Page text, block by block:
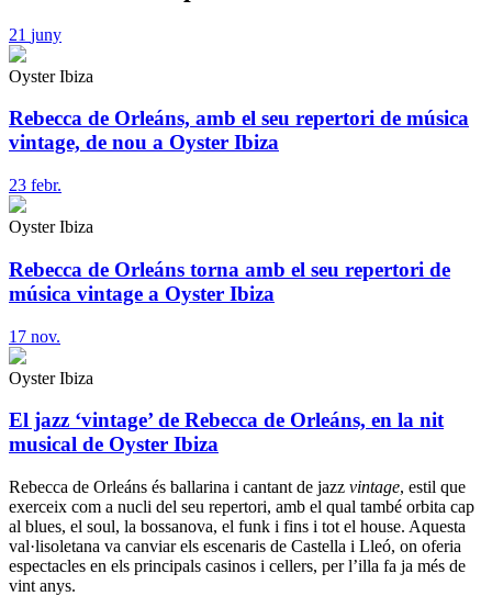
21 juny
Oyster Ibiza
Rebecca de Orleáns, amb el seu repertori de música
vintage, de nou a Oyster Ibiza
23 febr.
Oyster Ibiza
Rebecca de Orleáns torna amb el seu repertori de
música vintage a Oyster Ibiza
17 nov.
Oyster Ibiza
El jazz ‘vintage’ de Rebecca de Orleáns, en la nit
musical de Oyster Ibiza
Rebecca de Orleáns és ballarina i cantant de jazz vintage, estil que
exerceix com a nucli del seu repertori, amb el qual també orbita cap
al blues, el soul, la bossanova, el funk i fins i tot el house. Aquesta
val·lisoletana va canviar els escenaris de Castella i Lleó, on oferia
espectacles en els principals casinos i cellers, per l’illa fa ja més de
vint anys.